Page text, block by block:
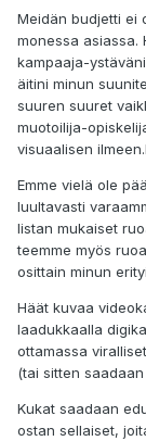
Meidän budjetti ei
monessa asiassa.
kampaaja-
äitini minun
suuren suuret
muotoilija-
visuaalisen
Emme vielä ole
luultavasti
listan mukaiset
teemme myös
osittain minun
Häät kuvaa
laadukkaalla
ottamassa
(tai sitten
Kukat saadaan
ostan sellaiset,